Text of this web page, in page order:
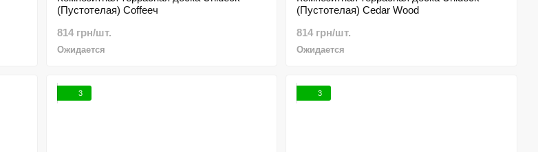
(Пустотелая) Coffeeч
814 грн/шт.
Ожидается
(Пустотелая) Cedar Wood
814 грн/шт.
Ожидается
3 3